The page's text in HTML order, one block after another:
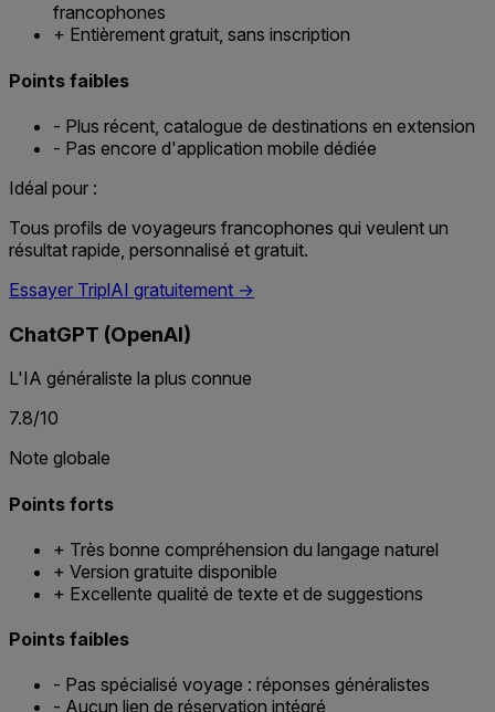
francophones
+ Entièrement gratuit, sans inscription
Points faibles
- Plus récent, catalogue de destinations en extension
- Pas encore d'application mobile dédiée
Idéal pour :
Tous profils de voyageurs francophones qui veulent un
résultat rapide, personnalisé et gratuit.
Essayer TriplAI gratuitement →
ChatGPT (OpenAI)
L'IA généraliste la plus connue
7.8/10
Note globale
Points forts
+ Très bonne compréhension du langage naturel
+ Version gratuite disponible
+ Excellente qualité de texte et de suggestions
Points faibles
- Pas spécialisé voyage : réponses généralistes
- Aucun lien de réservation intégré